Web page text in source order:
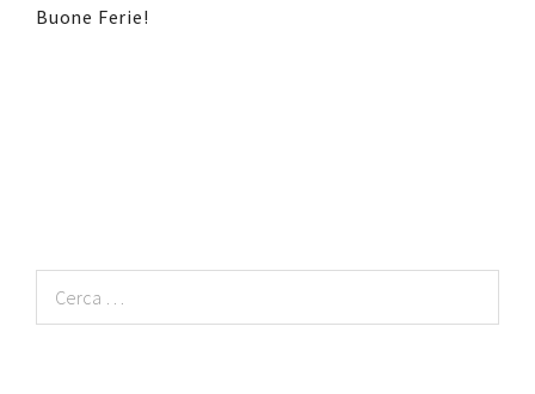
Buone Ferie!
per: